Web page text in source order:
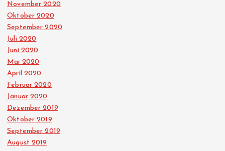
November 2020
Oktober 2020
September 2020
Juli 2020
Juni 2020
Mai 2020
April 2020
Februar 2020
Januar 2020
Dezember 2019
Oktober 2019
September 2019
August 2019